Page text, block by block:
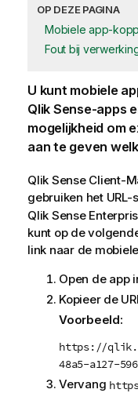
OP DEZE PAGINA
Mobiele app-
Fout bij
U kunt mobiele
Qlik Sense-apps
mogelijkheid om
aan te geven
Qlik Sense Client-
gebruiken het URL-
Qlik Sense
kunt op de
link naar de
Open de app
Kopieer de
Voorbeeld:
https://
48a5-a127-
Vervang